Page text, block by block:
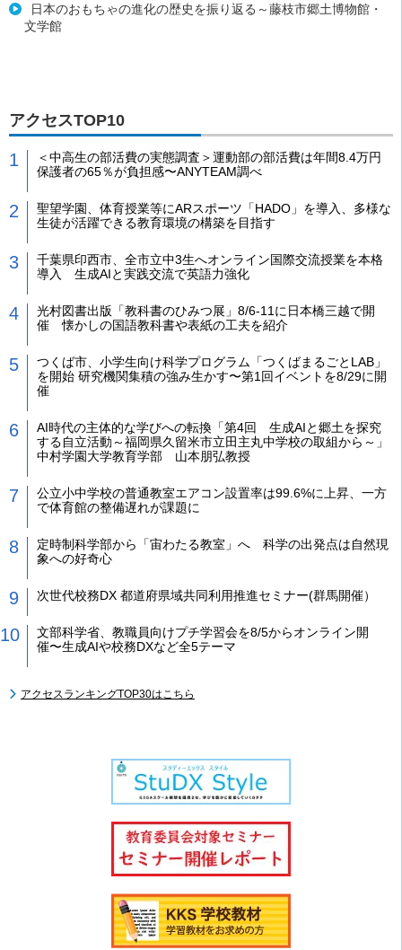
日本のおもちゃの進化の歴史を振り返る～藤枝市郷土博物館・
文学館
アクセスTOP10
＜中高生の部活費の実態調査＞運動部の部活費は年間8.4万円
保護者の65％が負担感〜ANYTEAM調べ
聖望学園、体育授業等にARスポーツ「HADO」を導入、多様な
生徒が活躍できる教育環境の構築を目指す
千葉県印西市、全市立中3生へオンライン国際交流授業を本格
導入 生成AIと実践交流で英語力強化
光村図書出版「教科書のひみつ展」8/6-11に日本橋三越で開
催 懐かしの国語教科書や表紙の工夫を紹介
つくば市、小学生向け科学プログラム「つくばまるごとLAB」
を開始 研究機関集積の強み生かす〜第1回イベントを8/29に開
催
AI時代の主体的な学びへの転換「第4回 生成AIと郷土を探究
する自立活動～福岡県久留米市立田主丸中学校の取組から～」
中村学園大学教育学部 山本朋弘教授
公立小中学校の普通教室エアコン設置率は99.6%に上昇、一方
で体育館の整備遅れが課題に
定時制科学部から「宙わたる教室」へ 科学の出発点は自然現
象への好奇心
次世代校務DX 都道府県域共同利用推進セミナー(群馬開催）
文部科学省、教職員向けプチ学習会を8/5からオンライン開
催〜生成AIや校務DXなど全5テーマ
アクセスランキングTOP30はこちら